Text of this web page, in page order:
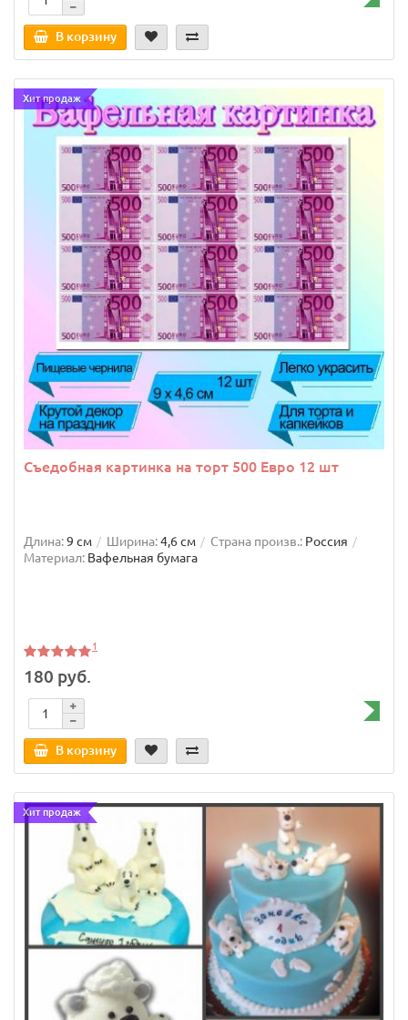
В корзину
Хит продаж
Съедобная картинка на торт 500 Евро 12 шт
Длина:9 см Ширина:4,6 см Страна произв.: Россия
Материал: Вафельная бумага
1
180 руб.
В корзину
Хит продаж